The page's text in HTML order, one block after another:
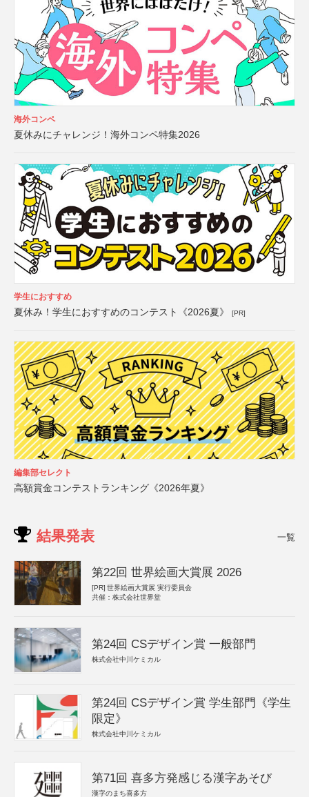
海外コンペ
夏休みにチャレンジ！海外コンペ特集2026
学生におすすめ
夏休み！学生におすすめのコンテスト《2026夏》 [PR]
編集部セレクト
高額賞金コンテストランキング《2026年夏》
結果発表 一覧
第22回 世界絵画大賞展 2026
[PR] 世界絵画大賞展 実行委員会
共催：株式会社世界堂
第24回 CSデザイン賞 一般部門
株式会社中川ケミカル
第24回 CSデザイン賞 学生部門《学生
限定》
株式会社中川ケミカル
第71回 喜多方発感じる漢字あそび
漢字のまち喜多方